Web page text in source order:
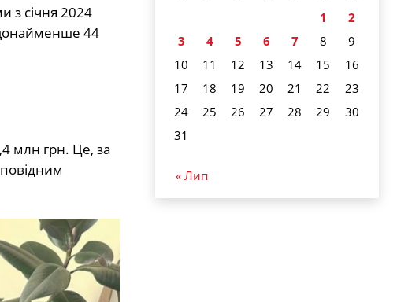
з січня 2024
44
млн грн. Це, за
1
2
3
4 5 6 7 8
9
10
11 12 13 14 15
16
17
18 19 20 21 22
23
24
25 26 27 28 29
30
31
« Лип